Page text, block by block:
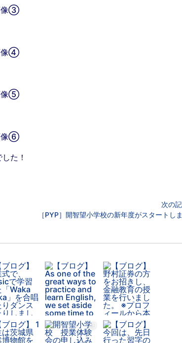
た！
次の
［PYP］開智望小学校の新年度がスタートしま